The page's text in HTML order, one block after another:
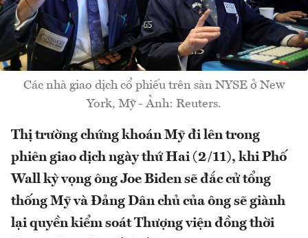
Các nhà giao dịch cổ phiếu trên sàn NYSE ở New
York, Mỹ - Ảnh: Reuters.
Thị trường chứng khoán Mỹ đi lên trong
phiên giao dịch ngày thứ Hai (2/11), khi Phố
Wall kỳ vọng ông Joe Biden sẽ đắc cử tổng
thống Mỹ và Đảng Dân chủ của ông sẽ giành
lại quyền kiểm soát Thượng viện đồng thời